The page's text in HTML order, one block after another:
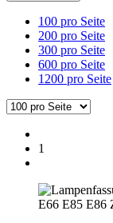
100 pro Seite
200 pro Seite
300 pro Seite
600 pro Seite
1200 pro Seite
1